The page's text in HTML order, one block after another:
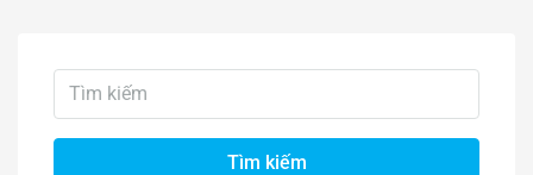
Tìm kiếm